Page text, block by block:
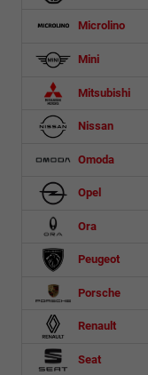
Microlino
Mini
Mitsubishi
Nissan
Omoda
Opel
Ora
Peugeot
Porsche
Renault
Seat